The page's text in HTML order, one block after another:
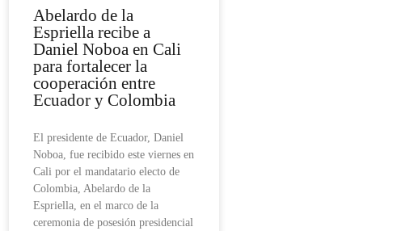
Abelardo de la
Espriella recibe a
Daniel Noboa en Cali
para fortalecer la
cooperación entre
Ecuador y Colombia
El presidente de Ecuador, Daniel
Noboa, fue recibido este viernes en
Cali por el mandatario electo de
Colombia, Abelardo de la
Espriella, en el marco de la
ceremonia de posesión presidencial